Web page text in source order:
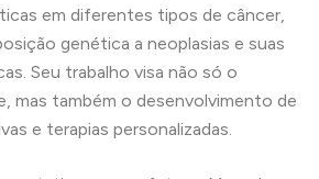
em diferentes tipos de câncer,
genética a neoplasias e suas
Seu trabalho visa não só o
mas também o desenvolvimento de
e terapias personalizadas.